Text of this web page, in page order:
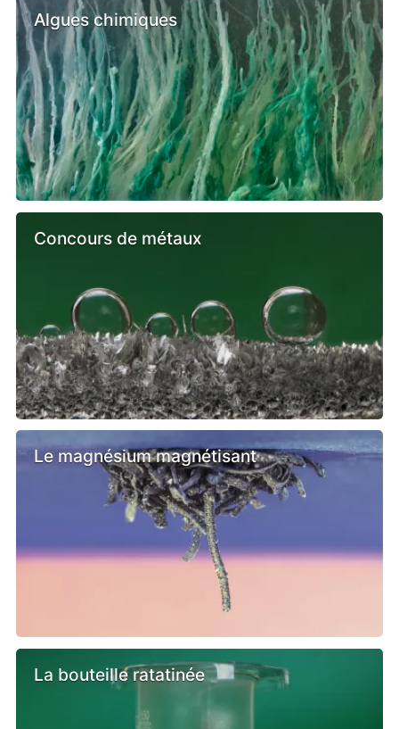
Algues chimiques
Concours de métaux
Le magnésium magnétisant
La bouteille ratatinée